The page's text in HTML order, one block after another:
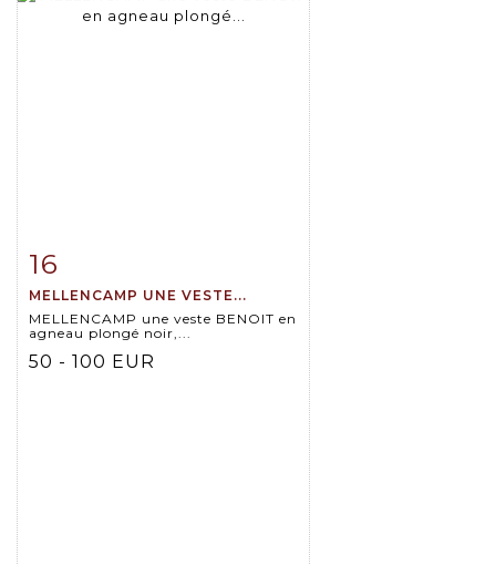
Item detail
16
MELLENCAMP UNE VESTE...
MELLENCAMP une veste BENOIT en
agneau plongé noir,...
50 - 100 EUR